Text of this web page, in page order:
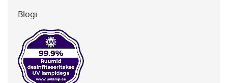
Blogi